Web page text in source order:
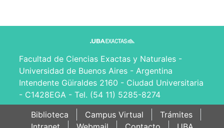
Facultad de Ciencias Exactas y Naturales -
Universidad de Buenos Aires - Argentina
Intendente Güiraldes 2160 - Ciudad Universitaria
- C1428EGA - Tel. (54 11) 5285-8274
Biblioteca
Campus Virtual
Trámites